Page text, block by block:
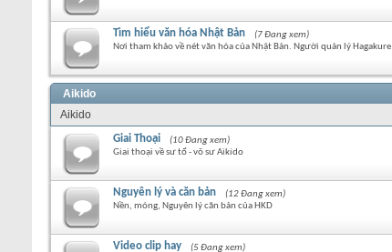
Tìm hiểu văn hóa Nhật Bản
(7 Đang xem)
Nơi tham khảo về nét văn hóa của Nhật Bản. Người quản lý Hagakure
Aikido
Aikido
Giai Thoại
(10 Đang xem)
Giai thoại về sư tổ - võ sư Aikido
Nguyên lý và căn bản
(12 Đang xem)
Nền, móng, Nguyên lý căn bản của HKD
Video clip hay
(5 Đang xem)